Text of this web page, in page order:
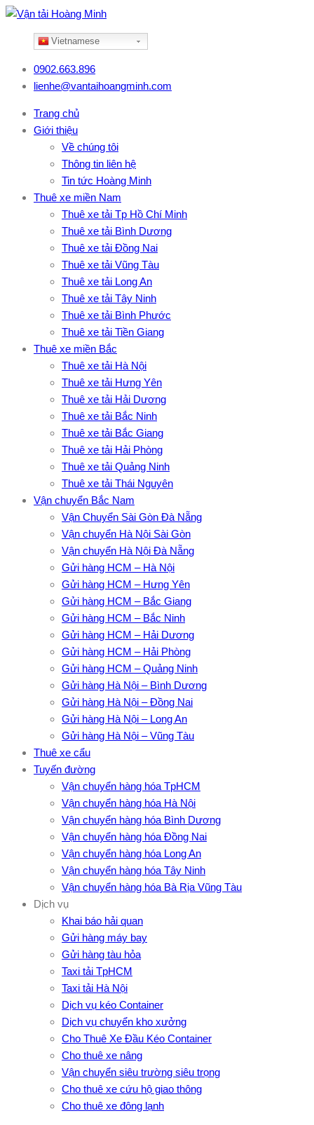
Vietnamese
0902.663.896
lienhe@vantaihoangminh.com
Trang chủ
Giới thiệu
Về chúng tôi
Thông tin liên hệ
Tin tức Hoàng Minh
Thuê xe miền Nam
Thuê xe tải Tp Hồ Chí Minh
Thuê xe tải Bình Dương
Thuê xe tải Đồng Nai
Thuê xe tải Vũng Tàu
Thuê xe tải Long An
Thuê xe tải Tây Ninh
Thuê xe tải Bình Phước
Thuê xe tải Tiền Giang
Thuê xe miền Bắc
Thuê xe tải Hà Nội
Thuê xe tải Hưng Yên
Thuê xe tải Hải Dương
Thuê xe tải Bắc Ninh
Thuê xe tải Bắc Giang
Thuê xe tải Hải Phòng
Thuê xe tải Quảng Ninh
Thuê xe tải Thái Nguyên
Vận chuyển Bắc Nam
Vận Chuyển Sài Gòn Đà Nẵng
Vận chuyển Hà Nội Sài Gòn
Vận chuyển Hà Nội Đà Nẵng
Gửi hàng HCM – Hà Nội
Gửi hàng HCM – Hưng Yên
Gửi hàng HCM – Bắc Giang
Gửi hàng HCM – Bắc Ninh
Gửi hàng HCM – Hải Dương
Gửi hàng HCM – Hải Phòng
Gửi hàng HCM – Quảng Ninh
Gửi hàng Hà Nội – Bình Dương
Gửi hàng Hà Nội – Đồng Nai
Gửi hàng Hà Nội – Long An
Gửi hàng Hà Nội – Vũng Tàu
Thuê xe cẩu
Tuyến đường
Vận chuyển hàng hóa TpHCM
Vận chuyển hàng hóa Hà Nội
Vận chuyển hàng hóa Bình Dương
Vận chuyển hàng hóa Đồng Nai
Vận chuyển hàng hóa Long An
Vận chuyển hàng hóa Tây Ninh
Vận chuyển hàng hóa Bà Rịa Vũng Tàu
Dịch vụ
Khai báo hải quan
Gửi hàng máy bay
Gửi hàng tàu hỏa
Taxi tải TpHCM
Taxi tải Hà Nội
Dịch vụ kéo Container
Dịch vụ chuyển kho xưởng
Cho Thuê Xe Đầu Kéo Container
Cho thuê xe nâng
Vận chuyển siêu trường siêu trọng
Cho thuê xe cứu hộ giao thông
Cho thuê xe đông lạnh